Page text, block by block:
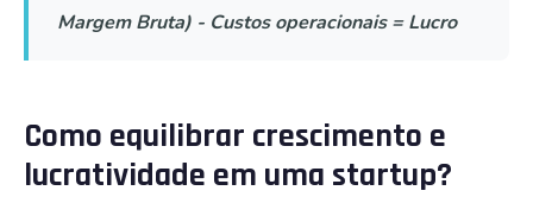
Margem Bruta) - Custos operacionais = Lucro
Como equilibrar crescimento e
lucratividade em uma startup?